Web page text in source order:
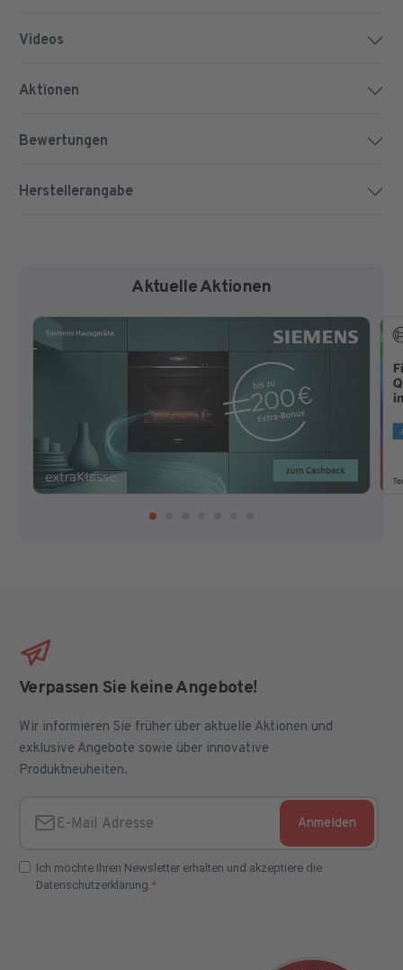
Videos
Aktionen
Bewertungen
Herstellerangabe
Aktuelle Aktionen
Verpassen Sie keine Angebote!
Wir informieren Sie früher über aktuelle Aktionen und
exklusive Angebote sowie über innovative
Produktneuheiten.
Ich möchte Ihren Newsletter erhalten und akzeptiere die
Datenschutzerklärung.
Anmelden